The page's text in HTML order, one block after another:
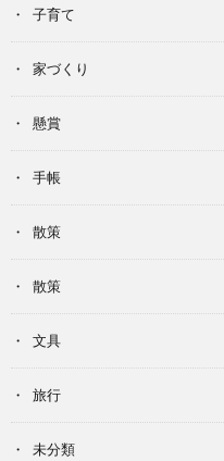
子育て
家づくり
懸賞
手帳
散策
散策
文具
旅行
未分類